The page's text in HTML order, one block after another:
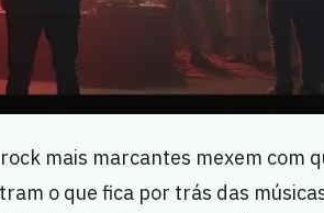
mais marcantes mexem com
o que fica por trás das